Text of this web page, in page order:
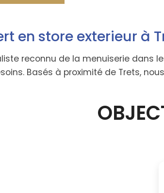
en store exterieur à
reconnu de la menuiserie dans
Basés à proximité de Trets,